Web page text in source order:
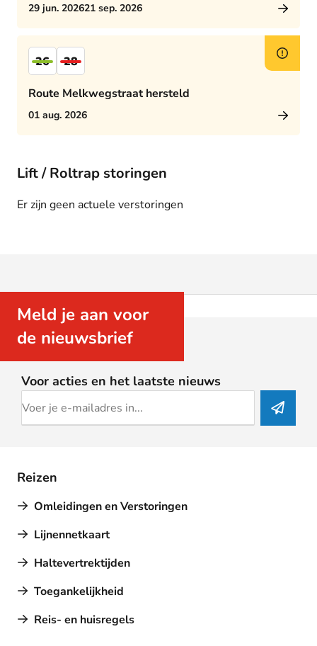
middagspits
29 jun. 202621 sep. 2026
26 28
Route Melkwegstraat hersteld
01 aug. 2026
Lift / Roltrap storingen
Er zijn geen actuele verstoringen
Meld je aan voor
de nieuwsbrief
Voor acties en het laatste nieuws
Reizen
Omleidingen en Verstoringen
Lijnennetkaart
Haltevertrektijden
Toegankelijkheid
Reis- en huisregels